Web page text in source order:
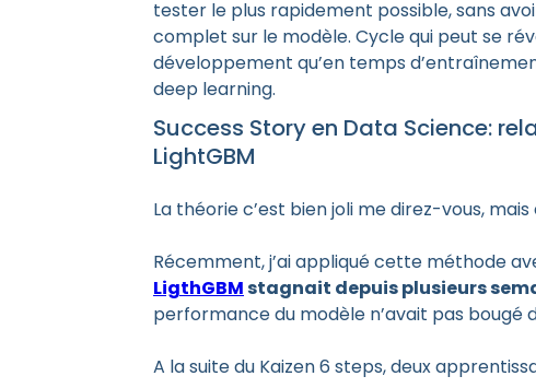
tester le plus rapidement possible, sans
complet sur le modèle. Cycle qui peut se
développement qu’en temps
deep learning.
Success Story en Data Science:
LightGBM
La théorie c’est bien joli me direz-vous,
Récemment, j’ai appliqué cette méthode
LigthGBMstagnait depuis plusieurs
performance du modèle n’avait pas bougé
A la suite du Kaizen 6 steps, deux